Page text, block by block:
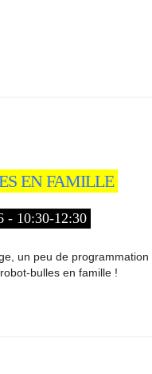
EN FAMILLE
- 10:30-12:30
un peu de
bulles en famille !